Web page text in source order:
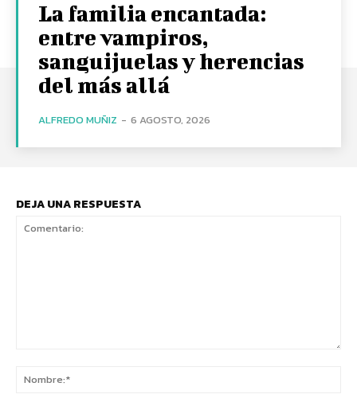
La familia encantada:
entre vampiros,
sanguijuelas y herencias
del más allá
ALFREDO MUÑIZ - 6 AGOSTO, 2026
DEJA UNA RESPUESTA